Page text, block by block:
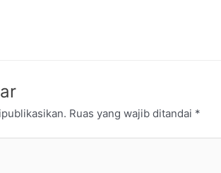
Ruas yang wajib ditandai *